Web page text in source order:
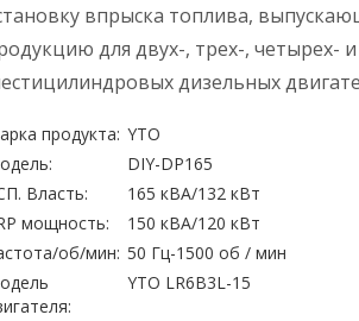
впрыска топлива,
для двух-, трех-, четырех- и
дизельных
продукта: YTO
DIY-DP165
Власть:
165 кВА/132 кВт
мощность:
150 кВА/120 кВт
об/мин: 50 Гц-1500 об / мин
YTO LR6B3L-15